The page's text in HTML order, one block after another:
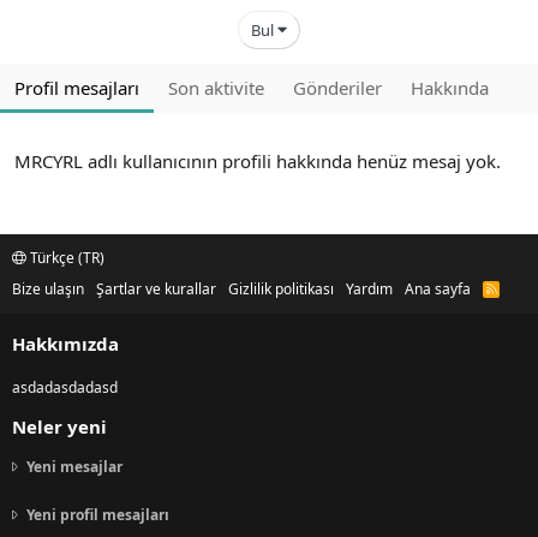
Bul
Profil mesajları Son aktivite Gönderiler Hakkında
MRCYRL adlı kullanıcının profili hakkında henüz mesaj yok.
Türkçe (TR)
Bize ulaşın Şartlar ve kurallar Gizlilik politikası Yardım Ana sayfa
R
Hakkımızda
asdadasdadasd
Neler yeni
Yeni mesajlar
Yeni profil mesajları